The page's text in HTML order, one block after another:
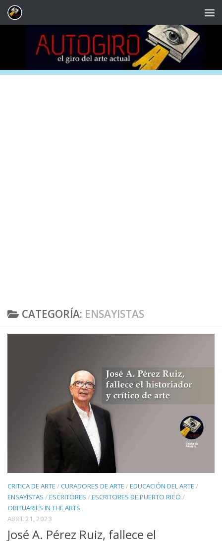
Saltar al contenido
CATEGORÍA: ENSAYISTAS
CRITICA DE ARTE /CURADORES DE ARTE /EDUCACIÓN DEL ARTE /
ENSAYISTAS /ESCRITORES /ESCRITORES DE PUERTO RICO /
OBITUARIES IN THE ARTS
ABRIL 21, 2023
José A. Pérez Ruiz, fallece el